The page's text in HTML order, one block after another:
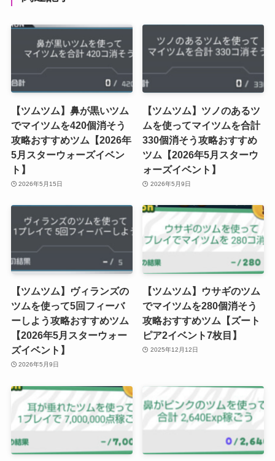
【ツムツム】鼻が黒いツム
でマイツムを420個消そう
攻略おすすめツム【2026年
5月スターウォーズイベン
ト】
2026年5月15日
【ツムツム】ツノのあるツ
ムを使ってマイツムを合計
330個消そう攻略おすすめ
ツム【2026年5月スターウ
ォーズイベント】
2026年5月9日
【ツムツム】ヴィランズの
ツムを使って5回フィーバ
ーしよう攻略おすすめツム
【2026年5月スターウォー
ズイベント】
2026年5月9日
【ツムツム】ウサギのツム
でマイツムを280個消そう
攻略おすすめツム【ズート
ピア2イベント7枚目】
2025年12月12日